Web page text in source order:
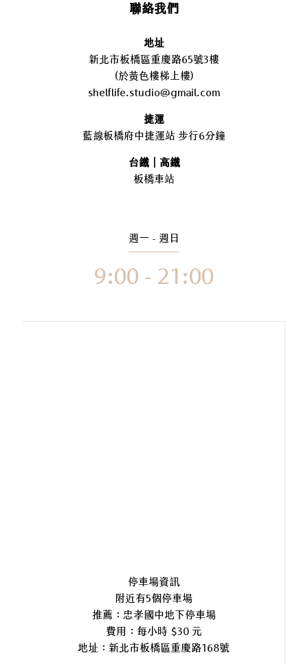
聯絡我們
地址
新北市板橋區重慶路65號3樓
(於黃色樓梯上樓)
shelflife.studio@gmail.com
捷運
藍線板橋府中捷運站 步行6分鐘
台鐵｜高鐵
板橋車站
週一 - 週日
9:00 - 21:00
停車場資訊
附近有5個停車場
推薦：忠孝國中地下停車場
費用：每小時 $30 元
地址： 新北市板橋區重慶路168號